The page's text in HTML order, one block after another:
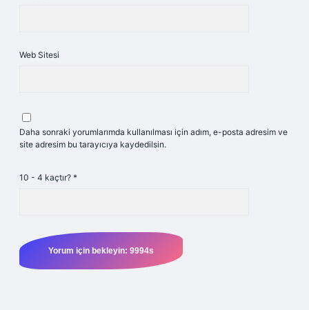
Web Sitesi
Daha sonraki yorumlarımda kullanılması için adım, e-posta adresim ve
site adresim bu tarayıcıya kaydedilsin.
10 - 4 kaçtır? *